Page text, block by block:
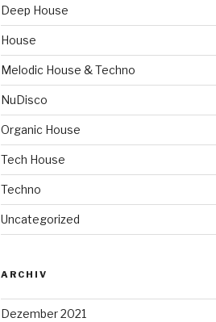
Deep House
House
Melodic House & Techno
NuDisco
Organic House
Tech House
Techno
Uncategorized
ARCHIV
Dezember 2021